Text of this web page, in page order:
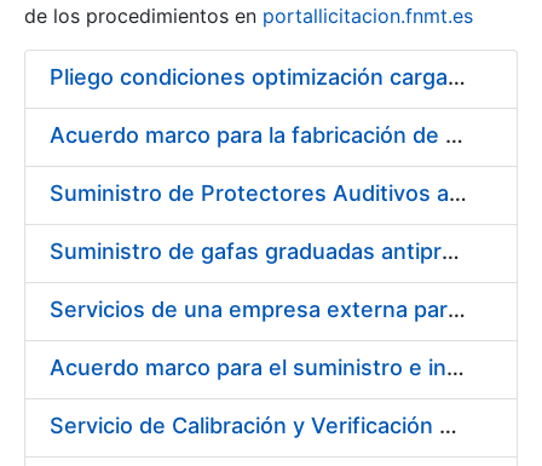
Mostra/Amaga
de los procedimientos en portallicitacion.fnmt.es
Pliego condiciones optimización cargas compras firmado
Acuerdo marco para la fabricación de piezas
Suministro de Protectores Auditivos a medida para las personas trabajadoras de los Centros de Trabajo de Madrid y Burgos
Suministro de gafas graduadas antiproyecciones para los trabajadores de la FNMT-RCM en los centros de trabajo de Madrid y Burgos
Servicios de una empresa externa para el asesoramiento y resolución de los recursos de alzada que se presentan relacionados con procesos de selección para la FNMT-RCM
Acuerdo marco para el suministro e instalación de persianas, estores y otros complementos
Servicio de Calibración y Verificación Externa de los Equipos de Medición del Servicio de Prevención de la FNMT-RCM